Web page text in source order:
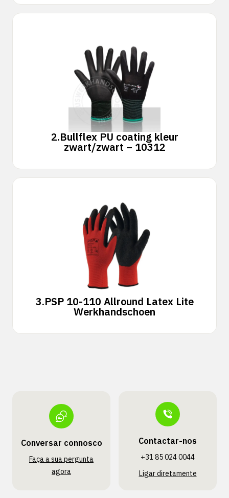
2.Bullflex PU coating kleur
zwart/zwart – 10312
3.PSP 10-110 Allround Latex Lite
Werkhandschoen
Conversar connosco
Faça a sua pergunta
agora
Contactar-nos
+31 85 024 0044
Ligar diretamente